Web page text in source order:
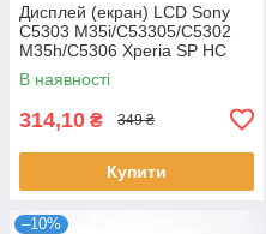
Дисплей (екран) LCD Sony
C5303 M35i/C53305/C5302
M35h/C5306 Xperia SP HC
В наявності
314,10 ₴ 349 ₴
Купити
–10%